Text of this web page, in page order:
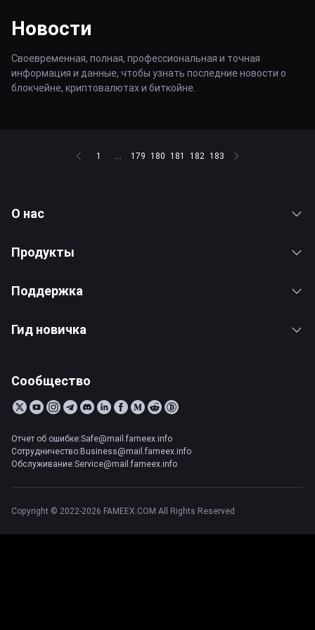
Новости
Своевременная, полная, профессиональная и точная
информация и данные, чтобы узнать последние новости о
блокчейне, криптовалютах и биткойне.
1 ... 179 180 181 182 183
О нас
Продукты
Поддержка
Гид новичка
Сообщество
Отчет об ошибке:Safe@mail.fameex.info
Сотрудничество:Business@mail.fameex.info
Обслуживание:Service@mail.fameex.info
Copyright © 2022-2026 FAMEEX.COM All Rights Reserved